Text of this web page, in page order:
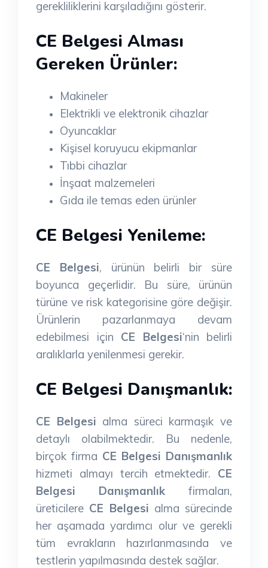
gerekliliklerini karşıladığını gösterir.
CE Belgesi Alması
Gereken Ürünler:
Makineler
Elektrikli ve elektronik cihazlar
Oyuncaklar
Kişisel koruyucu ekipmanlar
Tıbbi cihazlar
İnşaat malzemeleri
Gıda ile temas eden ürünler
CE Belgesi Yenileme:
CE Belgesi, ürünün belirli bir süre
boyunca geçerlidir. Bu süre, ürünün
türüne ve risk kategorisine göre değişir.
Ürünlerin pazarlanmaya devam
edebilmesi için CE Belgesi‘nin belirli
aralıklarla yenilenmesi gerekir.
CE Belgesi Danışmanlık:
CE Belgesi alma süreci karmaşık ve
detaylı olabilmektedir. Bu nedenle,
birçok firma CE Belgesi Danışmanlık
hizmeti almayı tercih etmektedir. CE
Belgesi Danışmanlık firmaları,
üreticilere CE Belgesi alma sürecinde
her aşamada yardımcı olur ve gerekli
tüm evrakların hazırlanmasında ve
testlerin yapılmasında destek sağlar.